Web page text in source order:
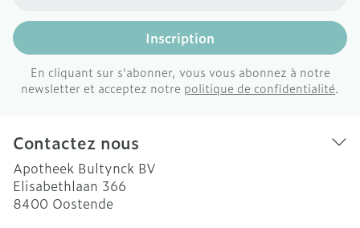
Inscription
En cliquant sur s'abonner, vous vous abonnez à notre
newsletter et acceptez notre politique de confidentialité.
Contactez nous
Apotheek Bultynck BV
Elisabethlaan 366
8400 Oostende